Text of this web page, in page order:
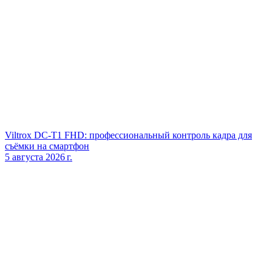
Viltrox DC‑T1 FHD: профессиональный контроль кадра для
съёмки на смартфон
5 августа 2026 г.